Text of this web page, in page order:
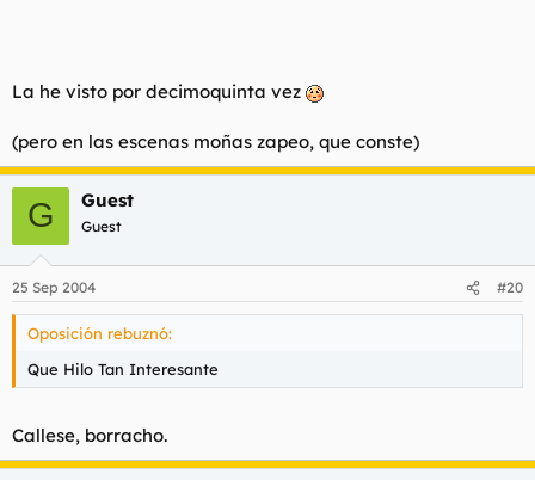
La he visto por decimoquinta vez
(pero en las escenas moñas zapeo, que conste)
G Guest
Guest
25 Sep 2004 #20
Oposición rebuznó:
Que Hilo Tan Interesante
Callese, borracho.